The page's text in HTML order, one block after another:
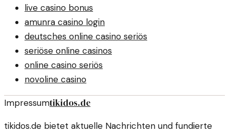
live casino bonus
amunra casino login
deutsches online casino seriös
seriöse online casinos
online casino seriös
novoline casino
Impressumtikidos.de
tikidos.de bietet aktuelle Nachrichten und fundierte